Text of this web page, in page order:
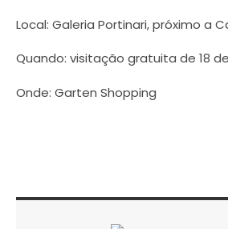
Local: Galeria Portinari, próximo a
Quando: visitação gratuita de 18
Onde: Garten Shopping